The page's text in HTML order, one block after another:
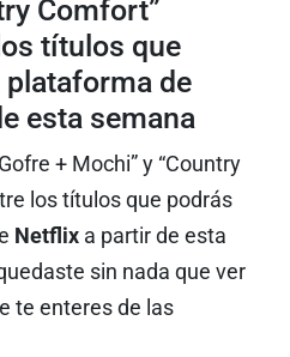
Comfort”
títulos que
plataforma de
esta semana
+ Mochi” y “Country
los títulos que podrás
Netflix a partir de esta
sin nada que ver
te enteres de las